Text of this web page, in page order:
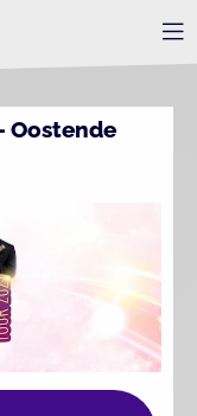
Oostende